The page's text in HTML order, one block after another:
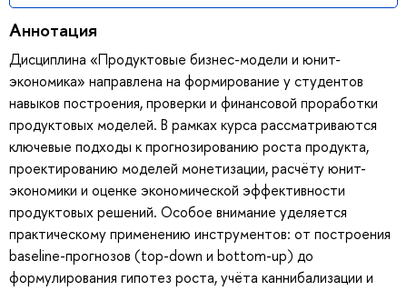
Аннотация
Дисциплина «Продуктовые бизнес-модели и юнит-
экономика» направлена на формирование у студентов
навыков построения, проверки и финансовой проработки
продуктовых моделей. В рамках курса рассматриваются
ключевые подходы к прогнозированию роста продукта,
проектированию моделей монетизации, расчёту юнит-
экономики и оценке экономической эффективности
продуктовых решений. Особое внимание уделяется
практическому применению инструментов: от построения
baseline-прогнозов (top-down и bottom-up) до
формулирования гипотез роста, учёта каннибализации и